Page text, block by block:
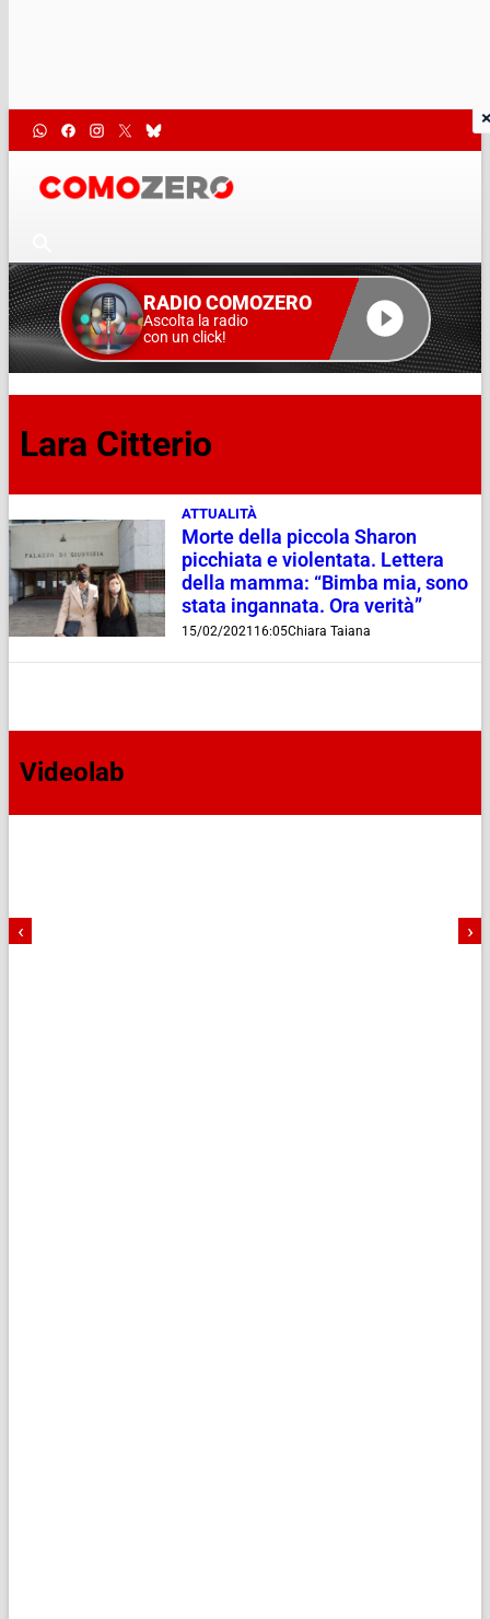
RADIO COMOZERO
Ascolta la radio
con un click!
Lara Citterio
ATTUALITÀ
Morte della piccola Sharon
picchiata e violentata. Lettera
della mamma: “Bimba mia, sono
stata ingannata. Ora verità”
15/02/2021 16:05Chiara Taiana
Videolab
‹ ›